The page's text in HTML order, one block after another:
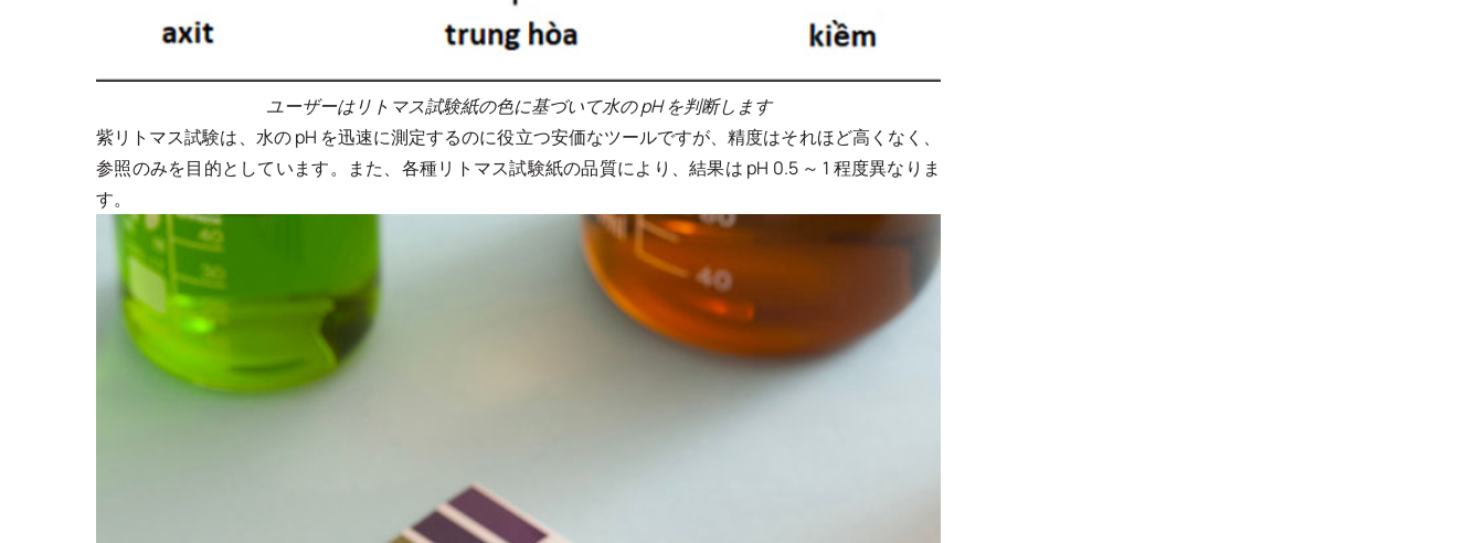
ユーザーはリトマス試験紙の色に基づいて水の pH を判断します
紫リトマス試験は、水の pH を迅速に測定するのに役立つ安価なツールですが、精度はそれほど高くなく、
参照のみを目的としています。また、各種リトマス試験紙の品質により、結果は pH 0.5 ～ 1 程度異なりま
す。